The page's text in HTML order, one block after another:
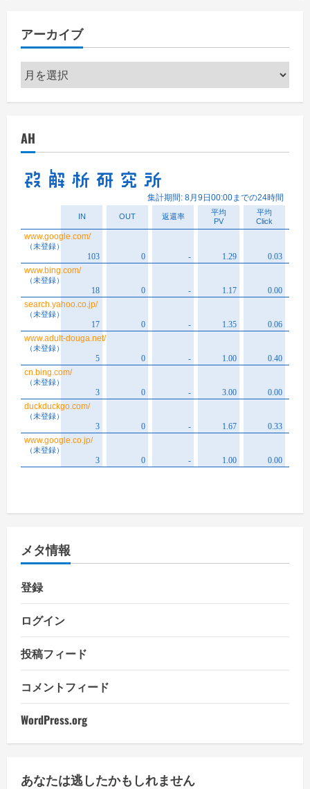
ー
アーカイブ
ア
ー
ブ
AH
メタ情報
登録
ログイン
投稿フィード
コメントフィード
WordPress.org
あなたは逃したかもしれません